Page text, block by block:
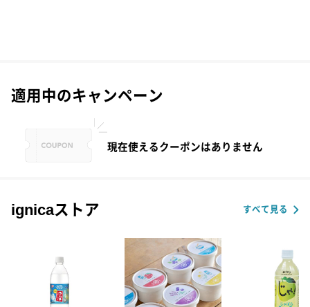
適用中のキャンペーン
現在使えるクーポンはありません
ignicaストア すべて見る